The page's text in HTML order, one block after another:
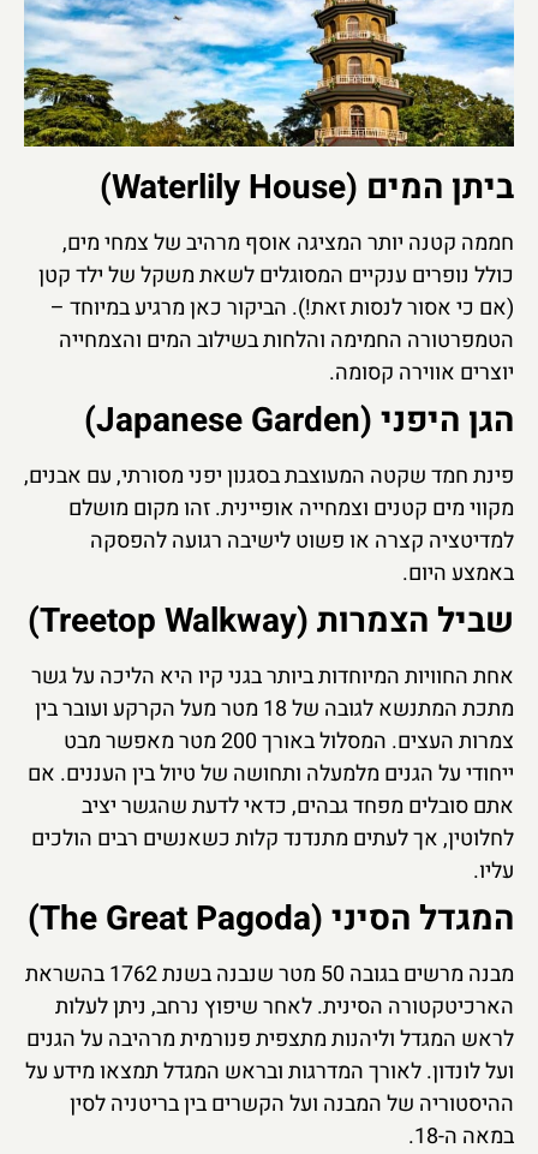
ביתן המים (Waterlily House)
חממה קטנה יותר המציגה אוסף מרהיב של צמחי מים,
כולל נופרים ענקיים המסוגלים לשאת משקל של ילד קטן
(אם כי אסור לנסות זאת!). הביקור כאן מרגיע במיוחד –
הטמפרטורה החמימה והלחות בשילוב המים והצמחייה
יוצרים אווירה קסומה.
הגן היפני (Japanese Garden)
פינת חמד שקטה המעוצבת בסגנון יפני מסורתי, עם אבנים,
מקווי מים קטנים וצמחייה אופיינית. זהו מקום מושלם
למדיטציה קצרה או פשוט לישיבה רגועה להפסקה
באמצע היום.
שביל הצמרות (Treetop Walkway)
אחת החוויות המיוחדות ביותר בגני קיו היא הליכה על גשר
מתכת המתנשא לגובה של 18 מטר מעל הקרקע ועובר בין
צמרות העצים. המסלול באורך 200 מטר מאפשר מבט
ייחודי על הגנים מלמעלה ותחושה של טיול בין העננים. אם
אתם סובלים מפחד גבהים, כדאי לדעת שהגשר יציב
לחלוטין, אך לעתים מתנדנד קלות כשאנשים רבים הולכים
עליו.
המגדל הסיני (The Great Pagoda)
מבנה מרשים בגובה 50 מטר שנבנה בשנת 1762 בהשראת
הארכיטקטורה הסינית. לאחר שיפוץ נרחב, ניתן לעלות
לראש המגדל וליהנות מתצפית פנורמית מרהיבה על הגנים
ועל לונדון. לאורך המדרגות ובראש המגדל תמצאו מידע על
ההיסטוריה של המבנה ועל הקשרים בין בריטניה לסין
במאה ה-18.